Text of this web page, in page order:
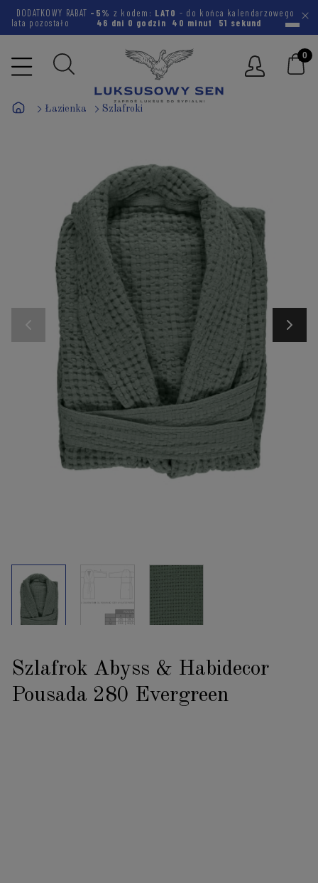
DODATKOWY RABAT -5% z kodem: LATO - do końca kalendarzowego
lata pozostało
46 dni 0 godzin 40 minut 50 sekund
Łazienka Szlafroki
Szlafrok Abyss & Habidecor
Pousada 280 Evergreen